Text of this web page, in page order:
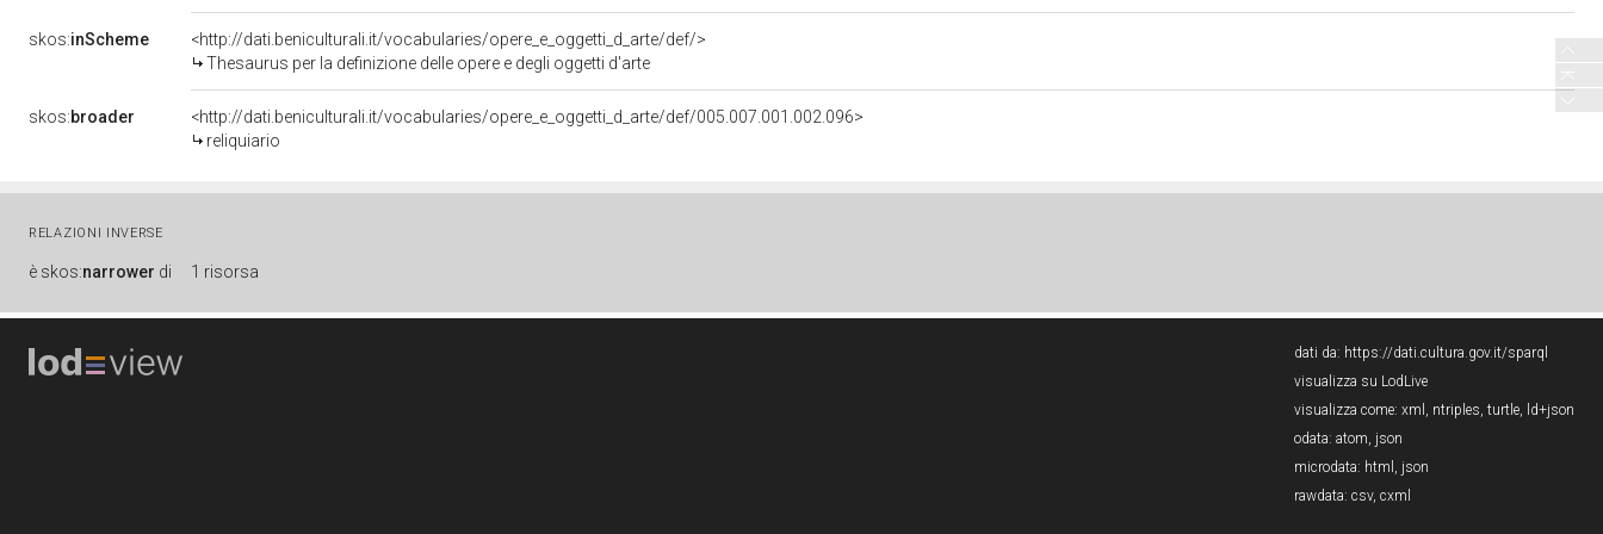
skos:inScheme
<http://dati.beniculturali.it/vocabularies/opere_e_oggetti_d_arte/def/>
Thesaurus per la definizione delle opere e degli oggetti d'arte
skos:broader
<http://dati.beniculturali.it/vocabularies/opere_e_oggetti_d_arte/def/005.007.001.002.096>
reliquiario
RELAZIONI INVERSE
è skos:narrower di 1 risorsa
dati da: https://dati.cultura.gov.it/sparql
visualizza su LodLive
visualizza come: xml , ntriples, turtle, ld+json
odata: atom, json
microdata: html , json
rawdata: csv, cxml